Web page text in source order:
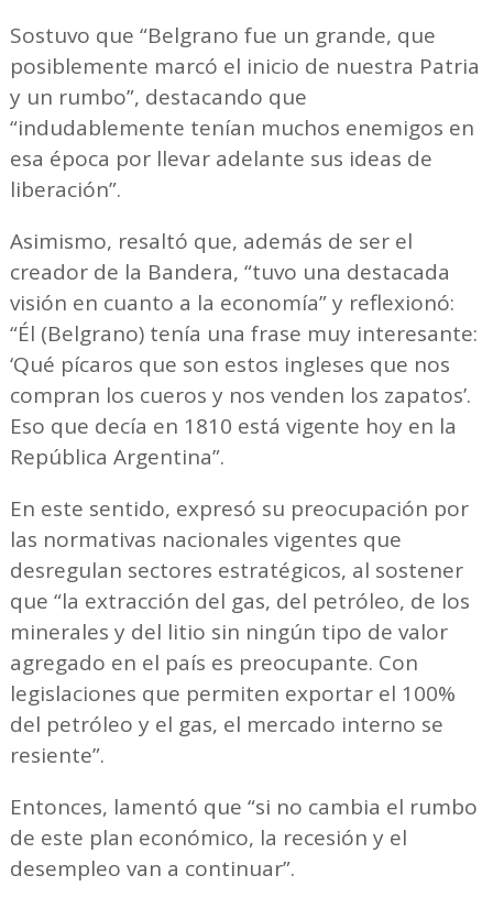
Sostuvo que “Belgrano fue un grande, que
posiblemente marcó el inicio de nuestra Patria
y un rumbo”, destacando que
“indudablemente tenían muchos enemigos en
esa época por llevar adelante sus ideas de
liberación”.
Asimismo, resaltó que, además de ser el
creador de la Bandera, “tuvo una destacada
visión en cuanto a la economía” y reflexionó:
“Él (Belgrano) tenía una frase muy interesante:
‘Qué pícaros que son estos ingleses que nos
compran los cueros y nos venden los zapatos’.
Eso que decía en 1810 está vigente hoy en la
República Argentina”.
En este sentido, expresó su preocupación por
las normativas nacionales vigentes que
desregulan sectores estratégicos, al sostener
que “la extracción del gas, del petróleo, de los
minerales y del litio sin ningún tipo de valor
agregado en el país es preocupante. Con
legislaciones que permiten exportar el 100%
del petróleo y el gas, el mercado interno se
resiente”.
Entonces, lamentó que “si no cambia el rumbo
de este plan económico, la recesión y el
desempleo van a continuar”.